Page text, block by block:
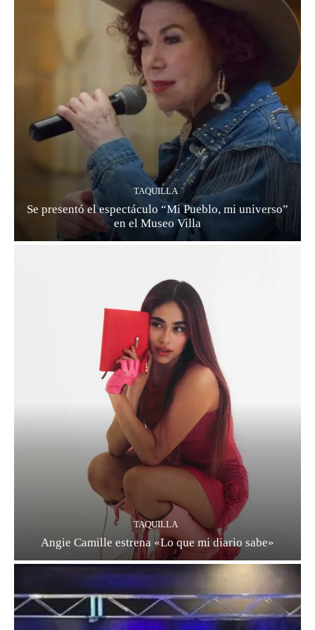
TAQUILLA
Se presentó el espectáculo “Mi Pueblo, mi universo”
en el Museo Villa
TAQUILLA
Angie Camille estrena «Lo que mi diario sabe»